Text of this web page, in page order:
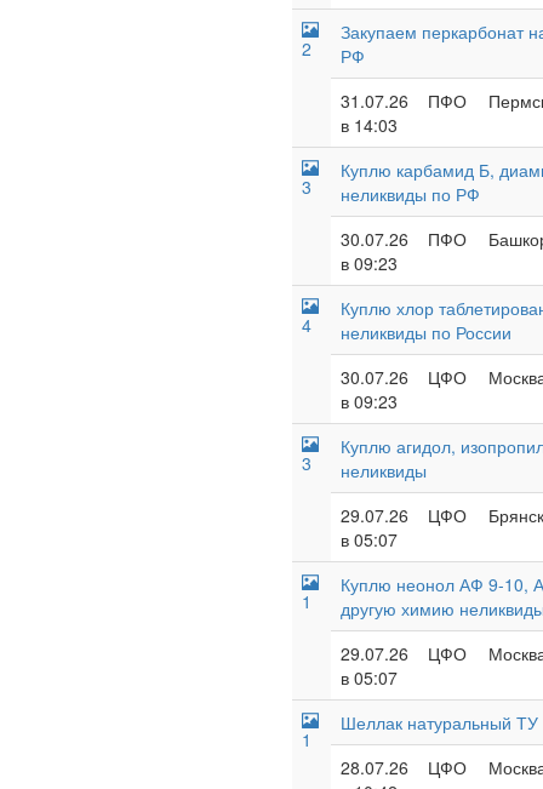
2
Закупаем перкарбонат
РФ
31.07.26
в 14:03
ПФО
3
Куплю карбамид Б,
неликвиды по РФ
30.07.26
в 09:23
ПФО
4
Куплю хлор
неликвиды по России
30.07.26
в 09:23
ЦФО
3
Куплю агидол,
неликвиды
29.07.26
в 05:07
ЦФО
1
Куплю неонол АФ 9-10,
другую химию
29.07.26
в 05:07
ЦФО
1
Шеллак натуральный
28.07.26
ЦФО